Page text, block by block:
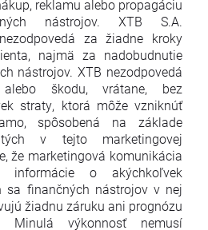
reklamu alebo propagáciu
nástrojov. XTB S.A.
za žiadne kroky
najmä za nadobudnutie
nástrojov. XTB nezodpovedá
škodu, vrátane, bez
straty, ktorá môže vzniknúť
spôsobená na základe
v tejto marketingovej
že marketingová komunikácia
informácie o akýchkoľvek
sa finančných nástrojov v nej
žiadnu záruku ani prognózu
Minulá výkonnosť nemusí